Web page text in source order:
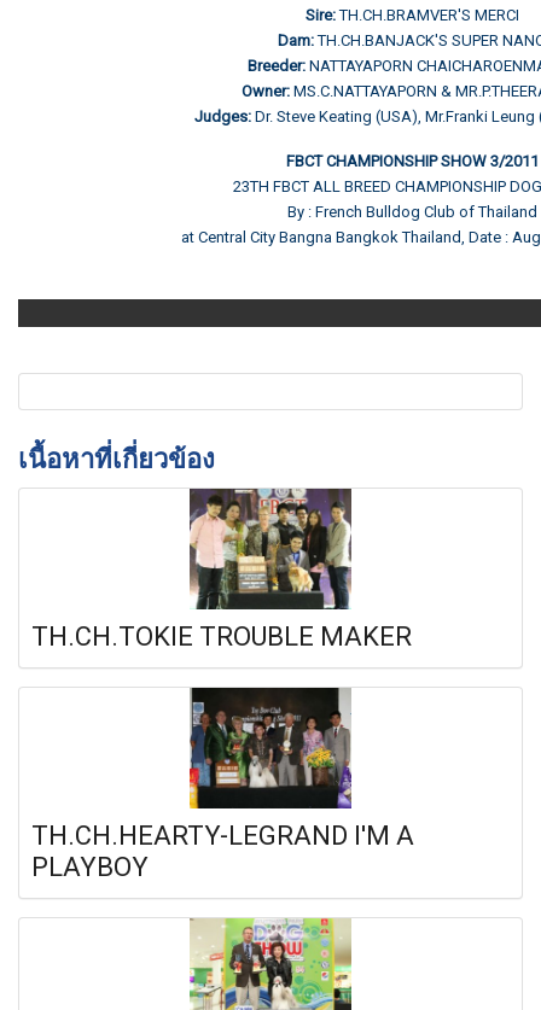
Sire:TH.CH.BRAMVER'S MERCI
Dam:TH.CH.BANJACK'S SUPER
Breeder: NATTAYAPORN
Owner: MS.C.NATTAYAPORN &
Judges: Dr. Steve Keating (USA), Mr.Franki
FBCT CHAMPIONSHIP SHOW 3/2011
23TH FBCT ALL BREED CHAMPIONSHIP
By : French Bulldog Club of Thailand
at Central City Bangna Bangkok Thailand, Date :
เนื้อหาที่เกี่ยวข้อง
TH.CH.TOKIE TROUBLE MAKER
TH.CH.HEARTY-LEGRAND I'M A
PLAYBOY